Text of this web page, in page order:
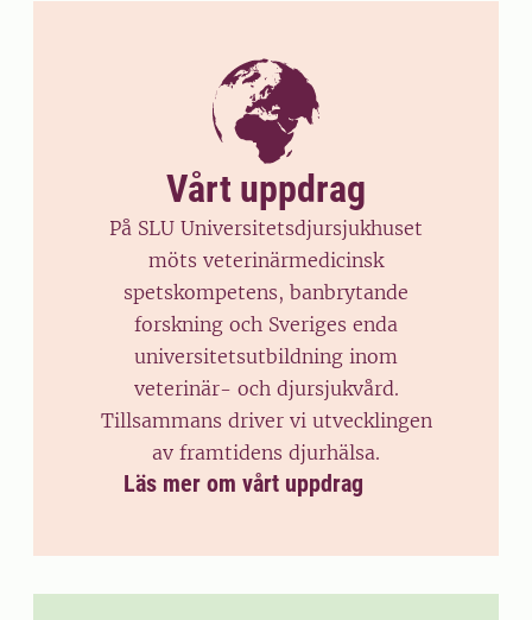
Vårt uppdrag
På SLU Universitetsdjursjukhuset
möts veterinärmedicinsk
spetskompetens, banbrytande
forskning och Sveriges enda
universitetsutbildning inom
veterinär- och djursjukvård.
Tillsammans driver vi utvecklingen
av framtidens djurhälsa.
Läs mer om vårt uppdrag